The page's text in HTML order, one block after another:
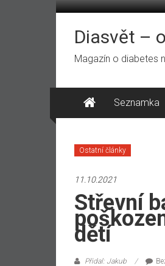
Přeskočit
obsahDiasvět –
Magazín o diabetes
Seznamka
Ostatní články
11.10.2021
Střevní
dětí
Přidal: Jakub